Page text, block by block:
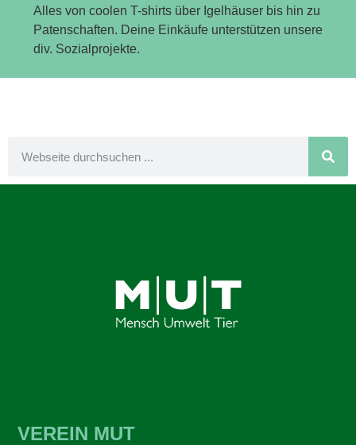
Alles von coolen T-shirts über Igelhäuser bis hin zu
Patenschaften. Deine Einkäufe unterstützen unsere
div. Sozialprojekte.
VEREIN MUT